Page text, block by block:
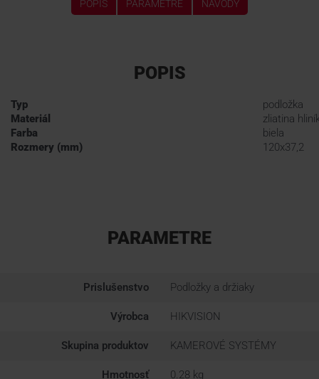
POPIS PARAMETRE NÁVODY
POPIS
Typ
podložka
Materiál
zliatina
Farba
biela
Rozmery (mm)
120x37,2
PARAMETRE
Prislušenstvo Podložky a držiaky
Výrobca HIKVISION
Skupina produktov KAMEROVÉ SYSTÉMY
Hmotnosť 0.28 kg